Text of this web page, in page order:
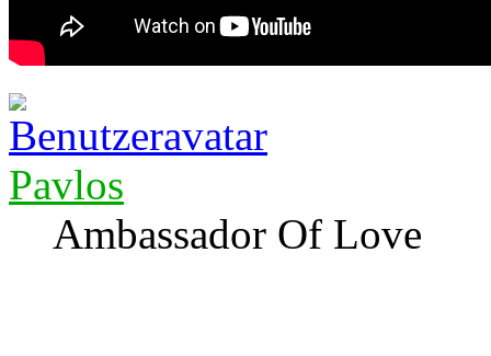
Pavlos
Ambassador Of Love